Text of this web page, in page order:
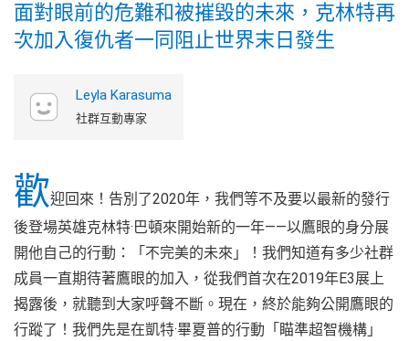
面對眼前的危難和被摧毀的未來，克林特再
次加入復仇者一同阻止世界末日發生
Leyla Karasuma
社群互動專家
歡迎回來！告別了2020年，我們等不及要以最新的發行
後登場英雄克林特·巴頓來開始新的一年——以鷹眼的身分展
開他自己的行動：「不完美的未來」！我們知道有多少社群
成員一直期待著鷹眼的加入，從我們首次在2019年E3展上
揭露後，就聽到大家呼聲不斷。現在，終於能夠公開鷹眼的
行蹤了！我們先是在凱特·畢夏普的行動「瞄準超智機構」